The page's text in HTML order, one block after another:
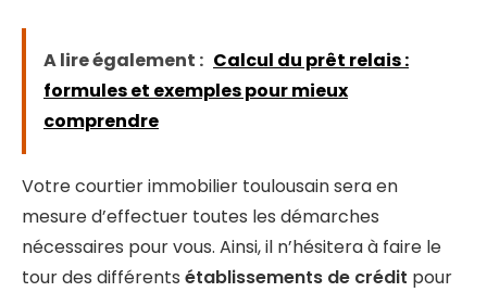
A lire également : Calcul du prêt relais :
formules et exemples pour mieux
comprendre
Votre courtier immobilier toulousain sera en
mesure d’effectuer toutes les démarches
nécessaires pour vous. Ainsi, il n’hésitera à faire le
tour des différents établissements de crédit pour